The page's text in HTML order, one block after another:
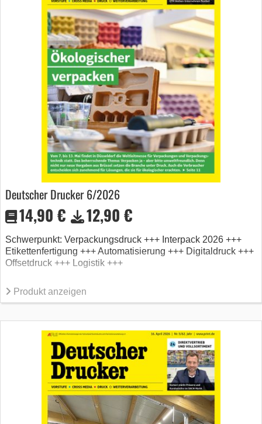
Deutscher Drucker 6/2026
14,90 € 12,90 €
Schwerpunkt: Verpackungsdruck +++ Interpack 2026 +++
Etikettenfertigung +++ Automatisierung +++ Digitaldruck +++
Offsetdruck +++ Logistik +++
Produkt anzeigen